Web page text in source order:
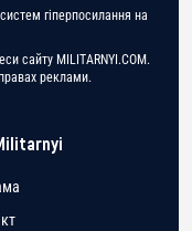
гіперпосилання на
сайту MILITARNYI.COM.
реклами.